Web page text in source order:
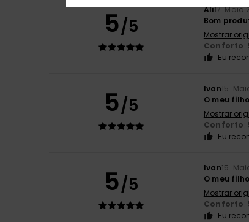
5/5
Ali17. Maio
Bom
Mostrar
Conforto:
Eu
5/5
Ivan15.
O meu
Mostrar
Conforto:
Eu
5/5
Ivan15.
O meu
Mostrar
Conforto:
Eu